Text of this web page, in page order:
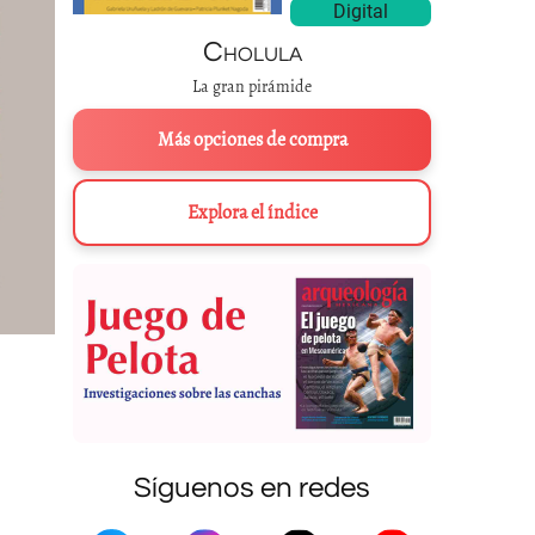
Digital
Cholula
La gran pirámide
Más opciones de compra
Explora el índice
Síguenos en redes